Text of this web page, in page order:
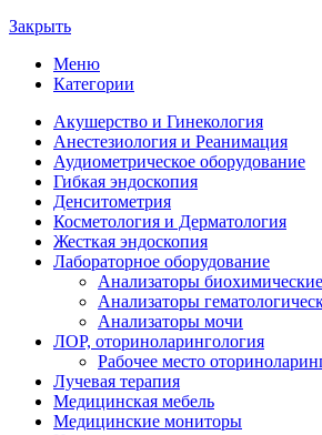
Закрыть
Меню
Категории
Акушерство и Гинекология
Анестезиология и Реанимация
Аудиометрическое оборудование
Гибкая эндоскопия
Денситометрия
Косметология и Дерматология
Жесткая эндоскопия
Лабораторное оборудование
Анализаторы биохимические
Анализаторы
Анализаторы мочи
ЛОР, оториноларингология
Рабочее место
Лучевая терапия
Медицинская мебель
Медицинские мониторы